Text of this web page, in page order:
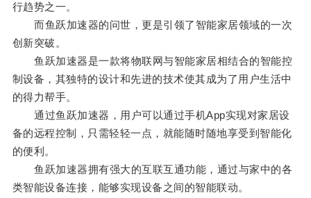
行趋势之一。
而鱼跃加速器的问世，更是引领了智能家居领域的一次
创新突破。
鱼跃加速器是一款将物联网与智能家居相结合的智能控
制设备，其独特的设计和先进的技术使其成为了用户生活中
的得力帮手。
通过鱼跃加速器，用户可以通过手机App实现对家居设
备的远程控制，只需轻轻一点，就能随时随地享受到智能化
的便利。
鱼跃加速器拥有强大的互联互通功能，通过与家中的各
类智能设备连接，能够实现设备之间的智能联动。